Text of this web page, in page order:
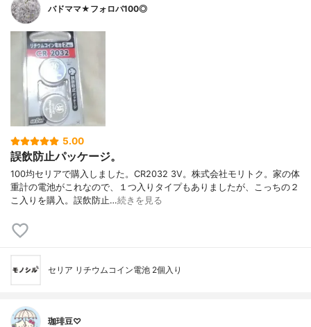
バドママ★フォロバ100◎
5.00
誤飲防止パッケージ。
100均セリアで購入しました。CR2032 3V。株式会社モリトク。家の体
重計の電池がこれなので、１つ入りタイプもありましたが、こっちの２
こ入りを購入。誤飲防止…続きを見る
セリア リチウムコイン電池 2個入り
珈琲豆♡